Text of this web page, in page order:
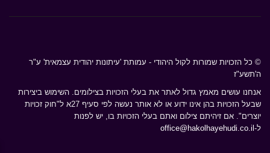
© כל הזכויות שמורות לקול היהודי - עמותת 'עיתונות יהודית עצמאית' ע"ר
ה'תשע"ז
אנחנו עושים מאמץ גדול לאתר את בעלי הזכויות בצילומים. השימוש ביצירות
שבעל הזכויות בהן אינו ידוע או לא אותר נעשה לפי סעיף 27א ל"חוק זכויות
יוצרים". אם זיהיתם צילום ואתם בעלי הזכויות בו, יש לפנות
ל- office@hakolhayehudi.co.il